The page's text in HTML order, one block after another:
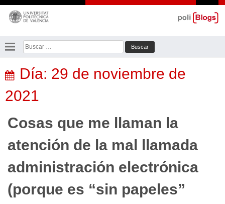
Saltar
contenido
Buscar:
Día: 29 de noviembre de
2021
Cosas que me llaman la
atención de la mal llamada
administración electrónica
(porque es “sin papeles”